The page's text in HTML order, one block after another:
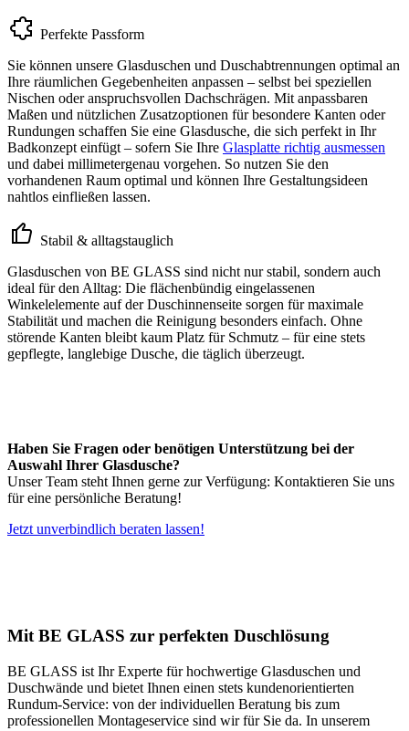
Perfekte Passform
Sie können unsere Glasduschen und Duschabtrennungen optimal an
Ihre räumlichen Gegebenheiten anpassen – selbst bei speziellen
Nischen oder anspruchsvollen Dachschrägen. Mit anpassbaren
Maßen und nützlichen Zusatzoptionen für besondere Kanten oder
Rundungen schaffen Sie eine Glasdusche, die sich perfekt in Ihr
Badkonzept einfügt – sofern Sie Ihre Glasplatte richtig ausmessen
und dabei millimetergenau vorgehen. So nutzen Sie den
vorhandenen Raum optimal und können Ihre Gestaltungsideen
nahtlos einfließen lassen.
Stabil & alltagstauglich
Glasduschen von BE GLASS sind nicht nur stabil, sondern auch
ideal für den Alltag: Die flächenbündig eingelassenen
Winkelelemente auf der Duschinnenseite sorgen für maximale
Stabilität und machen die Reinigung besonders einfach. Ohne
störende Kanten bleibt kaum Platz für Schmutz – für eine stets
gepflegte, langlebige Dusche, die täglich überzeugt.
Haben Sie Fragen oder benötigen Unterstützung bei der
Auswahl Ihrer Glasdusche?
Unser Team steht Ihnen gerne zur Verfügung: Kontaktieren Sie uns
für eine persönliche Beratung!
Jetzt unverbindlich beraten lassen!
Mit BE GLASS zur perfekten Duschlösung
BE GLASS ist Ihr Experte für hochwertige Glasduschen und
Duschwände und bietet Ihnen einen stets kundenorientierten
Rundum-Service: von der individuellen Beratung bis zum
professionellen Montageservice sind wir für Sie da. In unserem